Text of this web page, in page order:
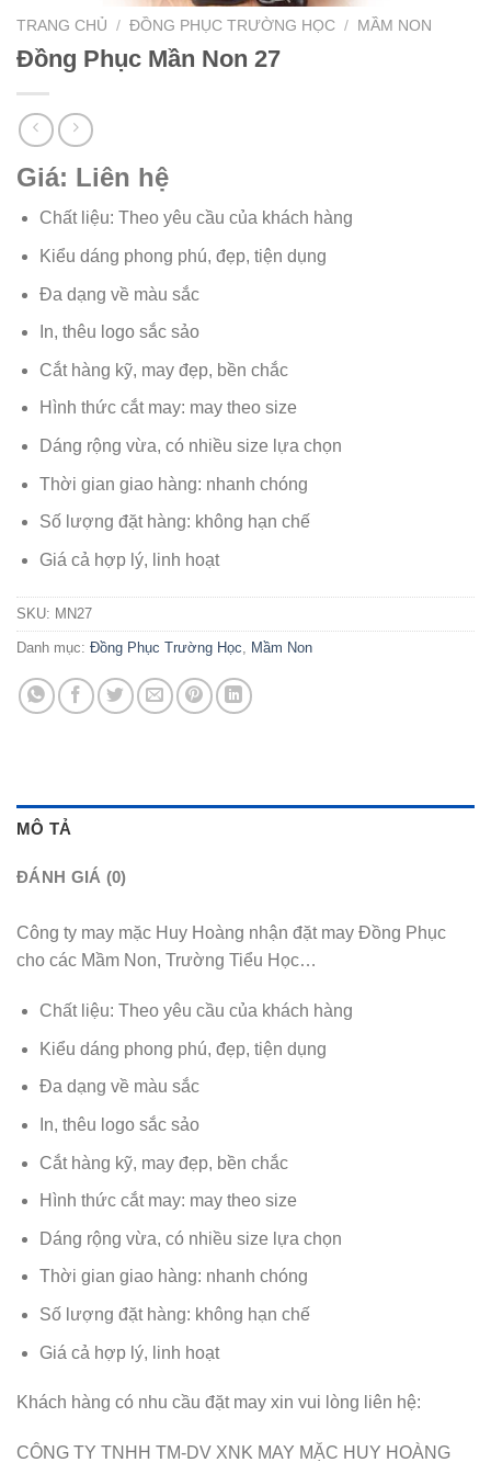
TRANG CHỦ / ĐỒNG PHỤC TRƯỜNG HỌC / MẦM NON
Đồng Phục Mần Non 27
Giá: Liên hệ
Chất liệu: Theo yêu cầu của khách hàng
Kiểu dáng phong phú, đẹp, tiện dụng
Đa dạng về màu sắc
In, thêu logo sắc sảo
Cắt hàng kỹ, may đẹp, bền chắc
Hình thức cắt may: may theo size
Dáng rộng vừa, có nhiều size lựa chọn
Thời gian giao hàng: nhanh chóng
Số lượng đặt hàng: không hạn chế
Giá cả hợp lý, linh hoạt
SKU: MN27
Danh mục: Đồng Phục Trường Học Mầm Non
MÔ TẢ
ĐÁNH GIÁ (0)
Công ty may mặc Huy Hoàng nhận đặt may Đồng Phục
cho các Mầm Non, Trường Tiểu Học…
Chất liệu: Theo yêu cầu của khách hàng
Kiểu dáng phong phú, đẹp, tiện dụng
Đa dạng về màu sắc
In, thêu logo sắc sảo
Cắt hàng kỹ, may đẹp, bền chắc
Hình thức cắt may: may theo size
Dáng rộng vừa, có nhiều size lựa chọn
Thời gian giao hàng: nhanh chóng
Số lượng đặt hàng: không hạn chế
Giá cả hợp lý, linh hoạt
Khách hàng có nhu cầu đặt may xin vui lòng liên hệ:
CÔNG TY TNHH TM-DV XNK MAY MẶC HUY HOÀNG